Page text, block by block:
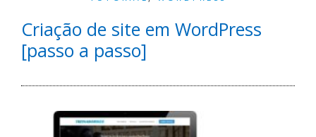
Criação de site em WordPress
[passo a passo]